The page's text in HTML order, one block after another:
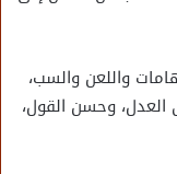
واللعن والسب،
العدل، وحسن القول،